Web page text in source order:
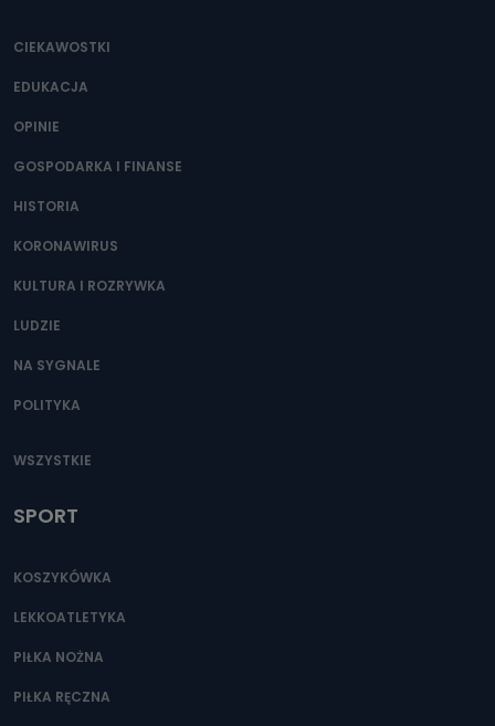
CIEKAWOSTKI
EDUKACJA
OPINIE
GOSPODARKA I FINANSE
HISTORIA
KORONAWIRUS
KULTURA I ROZRYWKA
LUDZIE
NA SYGNALE
POLITYKA
WSZYSTKIE
SPORT
KOSZYKÓWKA
LEKKOATLETYKA
PIŁKA NOŻNA
PIŁKA RĘCZNA